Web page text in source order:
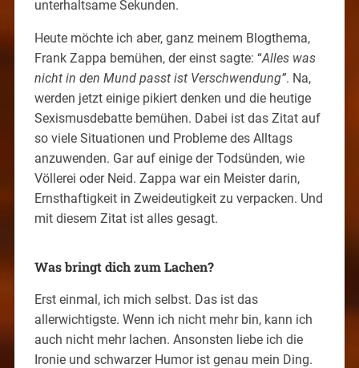
unterhaltsame Sekunden.
Heute möchte ich aber, ganz meinem Blogthema,
Frank Zappa bemühen, der einst sagte: “Alles was
nicht in den Mund passt ist Verschwendung”. Na,
werden jetzt einige pikiert denken und die heutige
Sexismusdebatte bemühen. Dabei ist das Zitat auf
so viele Situationen und Probleme des Alltags
anzuwenden. Gar auf einige der Todsünden, wie
Völlerei oder Neid. Zappa war ein Meister darin,
Ernsthaftigkeit in Zweideutigkeit zu verpacken. Und
mit diesem Zitat ist alles gesagt.
Was bringt dich zum Lachen?
Erst einmal, ich mich selbst. Das ist das
allerwichtigste. Wenn ich nicht mehr bin, kann ich
auch nicht mehr lachen. Ansonsten liebe ich die
Ironie und schwarzer Humor ist genau mein Ding.